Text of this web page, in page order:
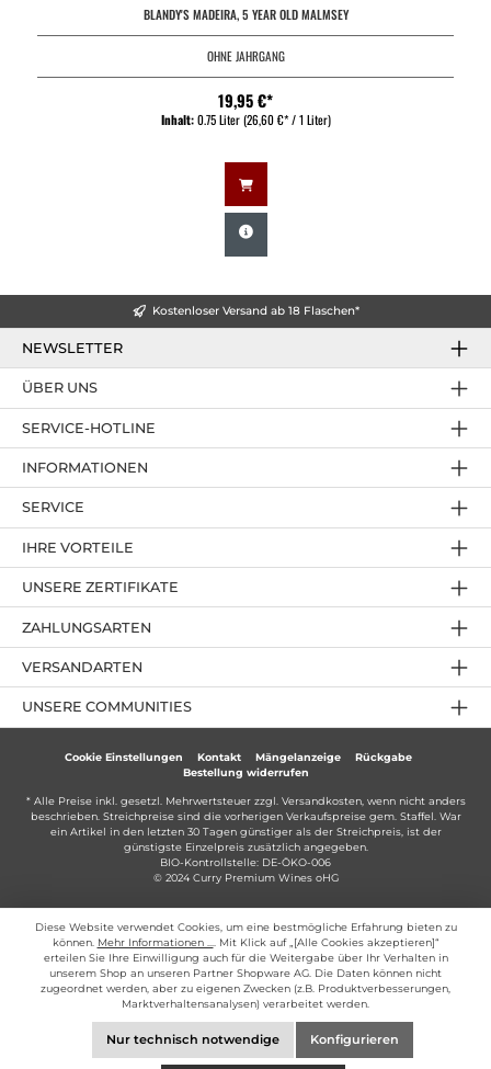
BLANDY'S MADEIRA, 5 YEAR OLD MALMSEY
OHNE JAHRGANG
19,95 €*
Inhalt:0.75 Liter(26,60 €* / 1 Liter)
Kostenloser Versand ab 18 Flaschen*
NEWSLETTER
SERVICE-HOTLINE
IHRE VORTEILE
ZAHLUNGSARTEN
ÜBER UNS
UNSERE ZERTIFIKATE
INFORMATIONEN
SERVICE
UNSERE COMMUNITIES
VERSANDARTEN
Cookie Einstellungen Kontakt Mängelanzeige
Rückgabe
Bestellung widerrufen
* Alle Preise inkl. gesetzl. Mehrwertsteuer zzgl. Versandkosten, wenn nicht anders
beschrieben. Streichpreise sind die vorherigen Verkaufspreise gem. Staffel. War
ein Artikel in den letzten 30 Tagen günstiger als der Streichpreis, ist der
günstigste Einzelpreis zusätzlich angegeben.
BIO-Kontrollstelle: DE-ÖKO-006
© 2024 Curry Premium Wines oHG
Diese Website verwendet Cookies, um eine bestmögliche Erfahrung bieten zu
können. Mehr Informationen ...
. Mit Klick auf „[Alle Cookies akzeptieren]“
erteilen Sie Ihre Einwilligung auch für die Weitergabe über Ihr Verhalten in
unserem Shop an unseren Partner Shopware AG. Die Daten können nicht
zugeordnet werden, aber zu eigenen Zwecken (z.B. Produktverbesserungen,
Marktverhaltensanalysen) verarbeitet werden.
Nur technisch notwendige Konfigurieren